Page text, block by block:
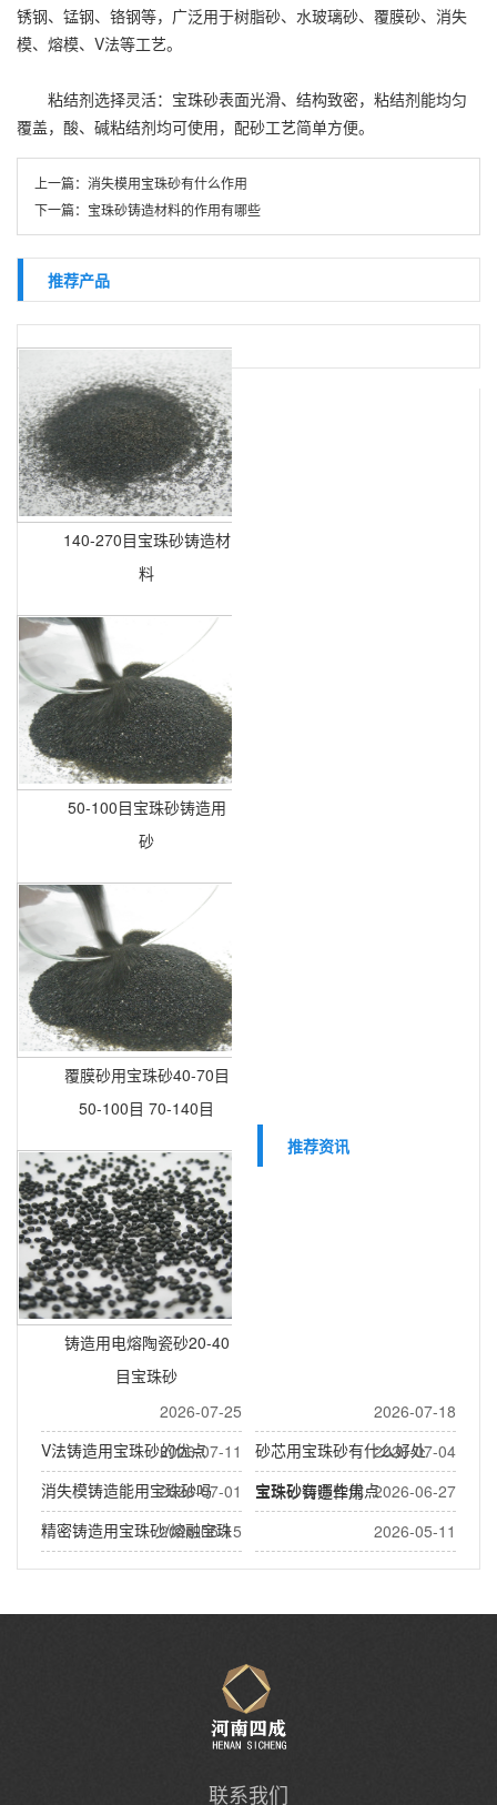
锈钢、锰钢、铬钢等，广泛用于树脂砂、水玻璃砂、覆膜砂、消失
模、熔模、V法等工艺。
粘结剂选择灵活：宝珠砂表面光滑、结构致密，粘结剂能均匀
覆盖，酸、碱粘结剂均可使用，配砂工艺简单方便。
上一篇： 消失模用宝珠砂有什么作用
下一篇： 宝珠砂铸造材料的作用有哪些
推荐产品
140-270目宝珠砂铸造材
料
50-100目宝珠砂铸造用
砂
覆膜砂用宝珠砂40-70目
50-100目 70-140目
铸造用电熔陶瓷砂20-40
目宝珠砂
推荐资讯
2026-07-25
V法铸造用宝珠砂的优点
2026-07-18
砂芯用宝珠砂有什么好处
2026-07-11
消失模铸造能用宝珠砂吗
2026-07-04
宝珠砂有哪些优点
2026-07-01
精密铸造用宝珠砂/熔融宝珠
沙
2026-06-27
宝珠砂铸造作用
2026-05-15
熔融陶瓷砂(宝珠砂)做什么用
2026-05-11
泵阀铸造用宝珠砂
联系我们